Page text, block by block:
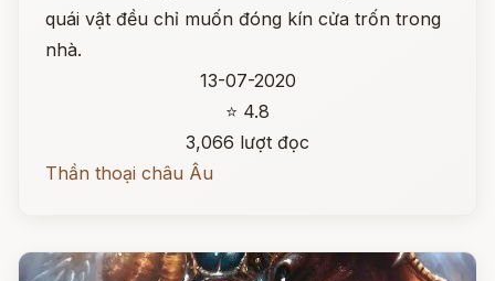
quái vật đều chỉ muốn đóng kín cửa trốn trong
nhà.
13-07-2020
⭐ 4.8
3,066 lượt đọc
Thần thoại châu Âu